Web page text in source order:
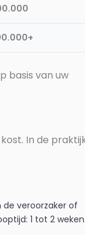
basis van uw
In de
veroorzaker of
1 tot 2 weken.